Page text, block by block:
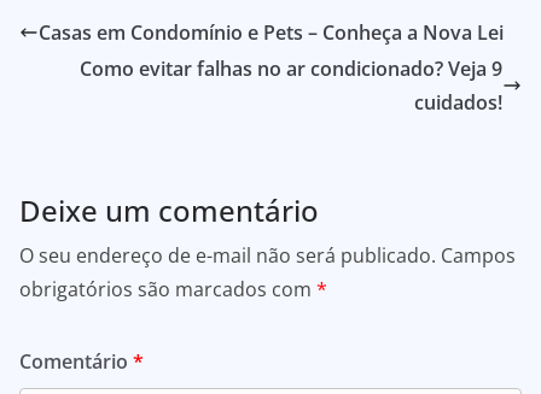
Casas em Condomínio e Pets – Conheça a Nova Lei
Como evitar falhas no ar condicionado? Veja 9
cuidados!
Deixe um comentário
O seu endereço de e-mail não será publicado. Campos
obrigatórios são marcados com *
Comentário *